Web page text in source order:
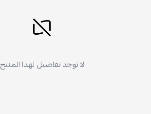
لا توجد تفاصيل لهذا المنتج